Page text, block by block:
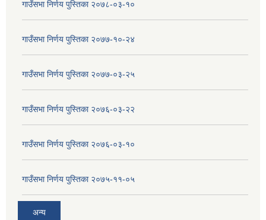
गाउँसभा निर्णय पुस्तिका २०७८-०३-१०
गाउँसभा निर्णय पुस्तिका २०७७-१०-२४
गाउँसभा निर्णय पुस्तिका २०७७-०३-२५
गाउँसभा निर्णय पुस्तिका २०७६-०३-२२
गाउँसभा निर्णय पुस्तिका २०७६-०३-१०
गाउँसभा निर्णय पुस्तिका २०७५-११-०५
अन्य